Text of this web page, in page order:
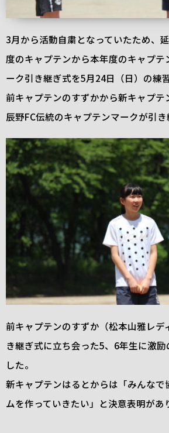
3月から活動自粛となっていたため、
度のキャプテンから本年度のキャプテ
ーク引き継ぎ式を5月24日（日）の練
前キャプテンのすずかから新キャプテ
辰野FC伝統のキャプテンマークが引き
前キャプテンのすずか（松本山雅レデ
き継ぎ式に立ち会った5、6年生に激
した。
新キャプテンはるとからは「みんなで
ムを作っていきたい」と決意表明があ